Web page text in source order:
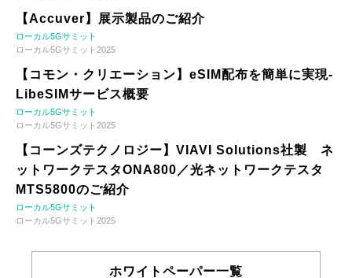
【Accuver】展示製品のご紹介
ローカル5Gサミット
ローカル5Gサミット2025
【コモン・クリエーション】eSIM配布を簡単に実現-
LibeSIMサービス概要
ローカル5Gサミット
ローカル5Gサミット2025
【コーンズテクノロジー】VIAVI Solutions社製 ネ
ットワークテスタONA800／光ネットワークテスタ
MTS5800のご紹介
ローカル5Gサミット
ローカル5Gサミット2025
ホワイトペーパー一覧